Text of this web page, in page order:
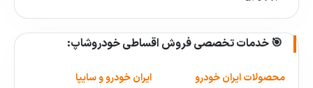
🎯 خدمات تخصصی فروش اقساطی خودروشاپ:
محصولات ایران خودرو ایران خودرو و سایپا